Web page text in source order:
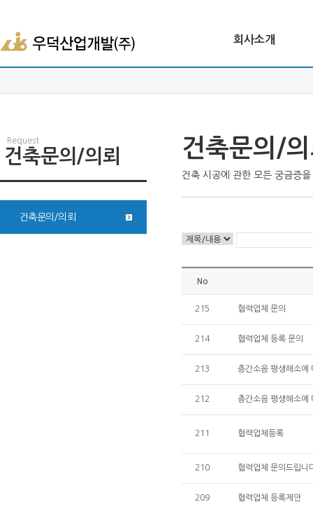
회사소개
Request
건축문의/의뢰
건축문의/의뢰
건축문의/
건축 시공에 관한 모든 궁금증
No
215 협력업체 문의
214 협력업체 등록 문의
213 층간소음 평생해소에
212 층간소음 평생해소에
211 협력업체등록
210 협력업체 문의드립니
209 협력업체 등록제안